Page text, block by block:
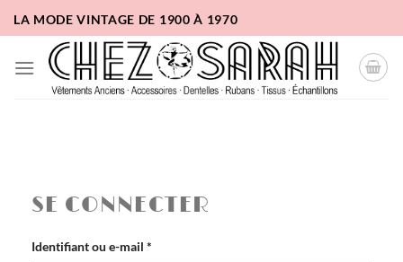
au
contenu
LA MODE VINTAGE DE 1900 À 1970
SE CONNECTER
Identifiant ou e-mail *